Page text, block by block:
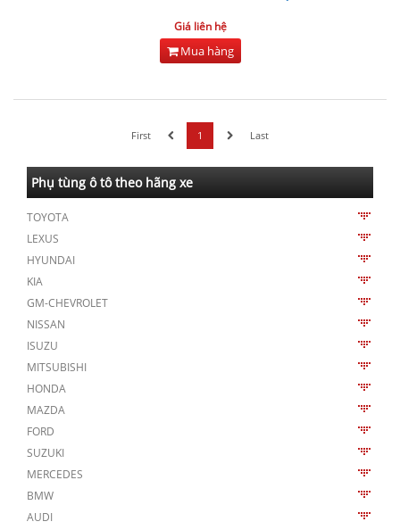
Giá liên hệ
Mua hàng
First 1 Last
Phụ tùng ô tô theo hãng xe
TOYOTA
LEXUS
HYUNDAI
KIA
GM-CHEVROLET
NISSAN
ISUZU
MITSUBISHI
HONDA
MAZDA
FORD
SUZUKI
MERCEDES
BMW
AUDI